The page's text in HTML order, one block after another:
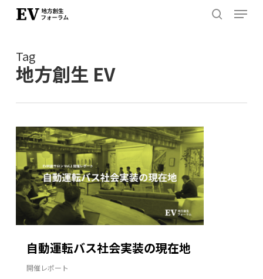
Skip
content
Menu
Tag
地方創生 EV
自動運転バス社会実装の現在地
開催レポート